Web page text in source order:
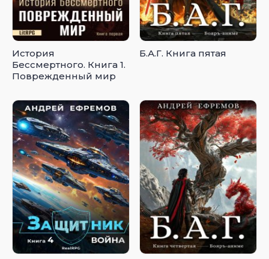
История
Бессмертного. Книга 1.
Поврежденный мир
Б.А.Г. Книга пятая